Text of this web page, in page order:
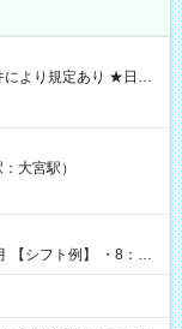
金GET♪ お仕事後はコ
間】試
大宮駅）